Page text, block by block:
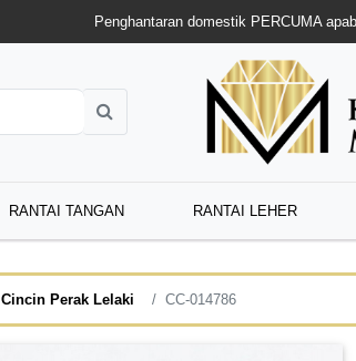
Penghantaran domestik PERCUMA
RANTAI TANGAN RANTAI LEHER
Cincin Perak Lelaki CC-014786